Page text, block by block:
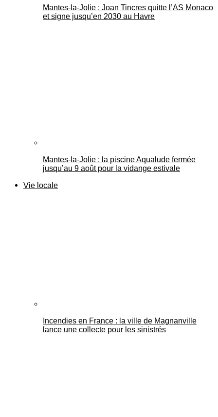
Mantes-la-Jolie : Joan Tincres quitte l’AS Monaco
et signe jusqu’en 2030 au Havre
Mantes-la-Jolie : la piscine Aqualude fermée
jusqu’au 9 août pour la vidange estivale
Vie locale
Incendies en France : la ville de Magnanville
lance une collecte pour les sinistrés